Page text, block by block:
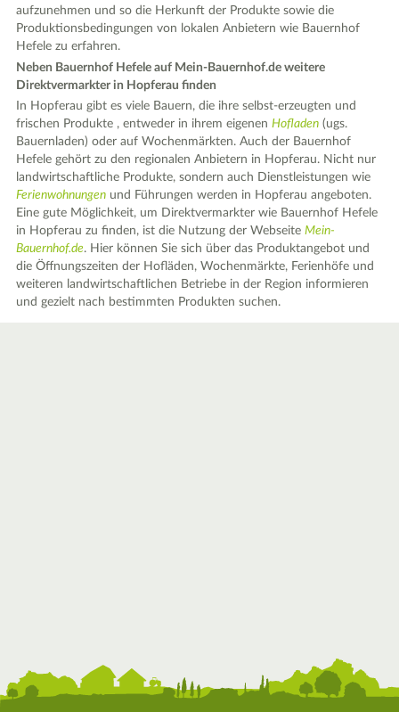
aufzunehmen und so die Herkunft der Produkte sowie die
Produktionsbedingungen von lokalen Anbietern wie Bauernhof
Hefele zu erfahren.
Neben Bauernhof Hefele auf Mein-Bauernhof.de weitere
Direktvermarkter in Hopferau finden
In Hopferau gibt es viele Bauern, die ihre selbst-erzeugten und
frischen Produkte , entweder in ihrem eigenenHofladen (ugs.
Bauernladen) oder auf Wochenmärkten. Auch der Bauernhof
Hefele gehört zu den regionalen Anbietern in Hopferau. Nicht nur
landwirtschaftliche Produkte, sondern auch Dienstleistungen wie
Ferienwohnungen und Führungen werden in Hopferau angeboten.
Eine gute Möglichkeit, um Direktvermarkter wie Bauernhof Hefele
in Hopferau zu finden, ist die Nutzung der WebseiteMein-
Bauernhof.de. Hier können Sie sich über das Produktangebot und
die Öffnungszeiten der Hofläden, Wochenmärkte, Ferienhöfe und
weiteren landwirtschaftlichen Betriebe in der Region informieren
und gezielt nach bestimmten Produkten suchen.